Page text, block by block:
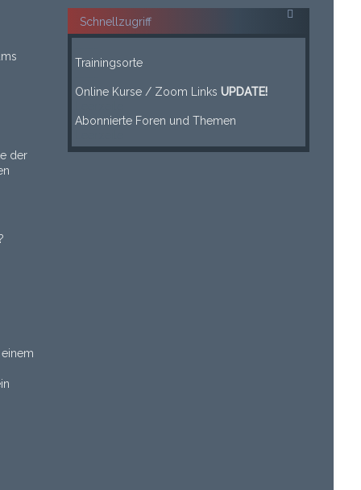
der
Schnellzugriff
Trainingsorte
Online Kurse / Zoom LinksUPDATE!
Abonnierte Foren und Themen